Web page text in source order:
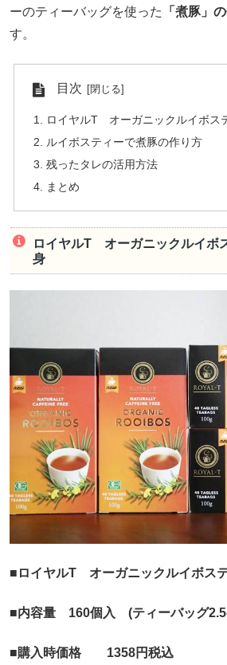
ーのティーバッグを使った
「煮豚」
す。
目次
ロイヤルT オーガニックルイボ
ルイボスティーで煮豚の作り方
残ったタレの活用方法
まとめ
ロイヤルT オーガニックルイボ
身
■ロイヤルT オーガニックルイボス
■内容量 160個入 (ティーバッグ
■購入時価格 1358円税込